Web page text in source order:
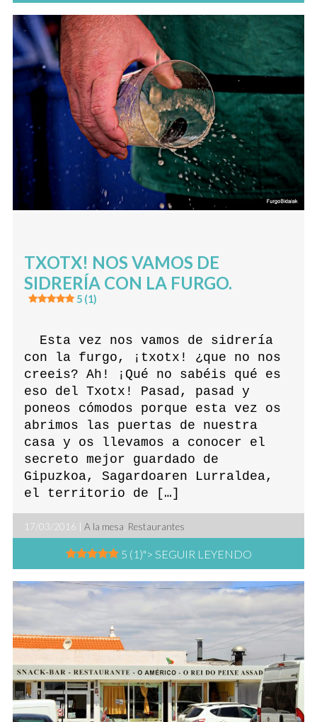
TXOTX! NOS VAMOS DE
SIDRERÍA CON LA FURGO.
5 (1)
Esta vez nos vamos de sidrería
con la furgo, ¡txotx! ¿que no nos
creeis? Ah! ¡Qué no sabéis qué es
eso del Txotx! Pasad, pasad y
poneos cómodos porque esta vez os
abrimos las puertas de nuestra
casa y os llevamos a conocer el
secreto mejor guardado de
Gipuzkoa, Sagardoaren Lurraldea,
el territorio de […]
17/03/2016 |A la mesa Restaurantes
5 (1)"> SEGUIR LEYENDO